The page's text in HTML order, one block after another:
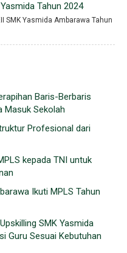
Tahun 2024
Yasmida Ambarawa Tahun
Baris-Berbaris
Masuk Sekolah
Profesional dari
kepada TNI untuk
Ikuti MPLS Tahun
SMK Yasmida
Guru Sesuai Kebutuhan